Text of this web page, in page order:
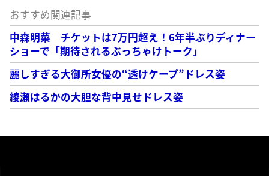
おすすめ関連記事
中森明菜 チケットは7万円超え！6年半ぶりディナー
ショーで「期待されるぶっちゃけトーク」
麗しすぎる大御所女優の“透けケープ”ドレス姿
綾瀬はるかの大胆な背中見せドレス姿